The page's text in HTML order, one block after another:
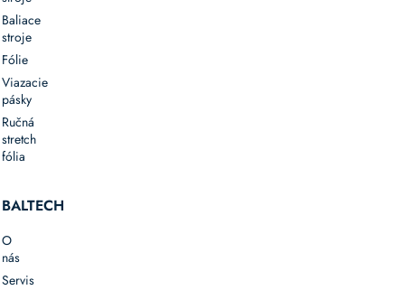
Baliace
stroje
Fólie
Viazacie
pásky
Ručná
stretch
fólia
BALTECH
O
nás
Servis